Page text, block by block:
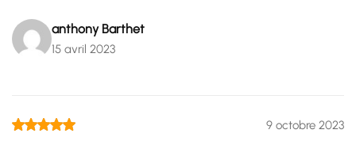
anthony Barthet
15 avril 2023
9 octobre 2023